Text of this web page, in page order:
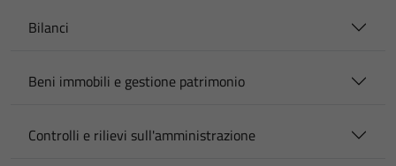
Bilanci
Beni immobili e gestione patrimonio
Controlli e rilievi sull'amministrazione